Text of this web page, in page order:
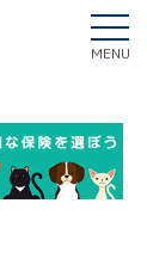
MENU